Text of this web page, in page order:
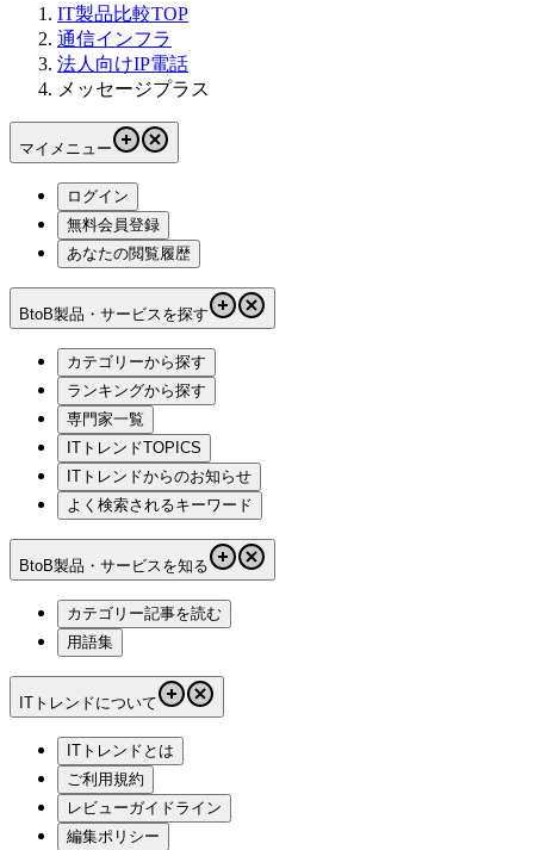
IT製品比較TOP
通信インフラ
法人向けIP電話
メッセージプラス
マイメニュー
ログイン
無料会員登録
あなたの閲覧履歴
BtoB製品・サービスを探す
カテゴリーから探す
ランキングから探す
専門家一覧
ITトレンドTOPICS
ITトレンドからのお知らせ
よく検索されるキーワード
BtoB製品・サービスを知る
カテゴリー記事を読む
用語集
ITトレンドについて
ITトレンドとは
ご利用規約
レビューガイドライン
編集ポリシー